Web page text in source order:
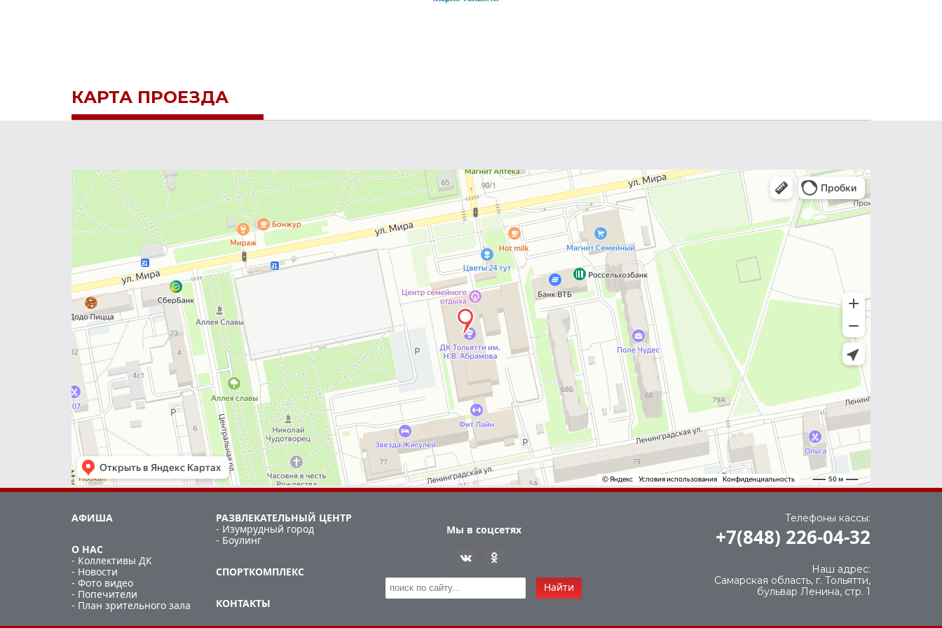
КАРТА ПРОЕЗДА
АФИША
О НАС
- Коллективы ДК
- Новости
- Фото видео
- Попечители
- План зрительного зала
РАЗВЛЕКАТЕЛЬНЫЙ ЦЕНТР
- Изумрудный город
- Боулинг
СПОРТКОМПЛЕКС
КОНТАКТЫ
Мы в соцсетях
Найти
Телефоны кассы:
+7(848) 226-04-32
Наш адрес:
Самарская область, г. Тольятти,
бульвар Ленина, стр. 1